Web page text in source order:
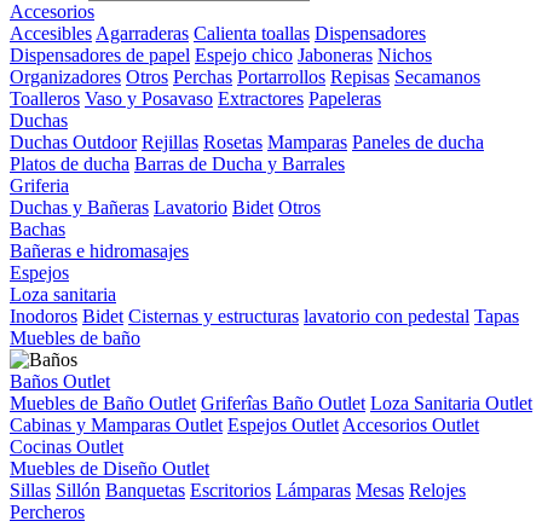
Accesorios
Accesibles Agarraderas Calienta toallas Dispensadores
Dispensadores de papel Espejo chico Jaboneras Nichos
Organizadores Otros Perchas Portarrollos Repisas Secamanos
Toalleros Vaso y Posavaso Extractores Papeleras
Duchas
Duchas Outdoor Rejillas Rosetas Mamparas Paneles de ducha
Platos de ducha Barras de Ducha y Barrales
Griferia
Duchas y Bañeras Lavatorio Bidet Otros
Bachas
Bañeras e hidromasajes
Espejos
Loza sanitaria
Inodoros Bidet Cisternas y estructuras lavatorio con pedestal Tapas
Muebles de baño
Baños Outlet
Muebles de Baño Outlet Griferîas Baño Outlet Loza Sanitaria Outlet
Cabinas y Mamparas Outlet Espejos Outlet Accesorios Outlet
Cocinas Outlet
Muebles de Diseño Outlet
Sillas Sillón Banquetas Escritorios Lámparas Mesas Relojes
Percheros